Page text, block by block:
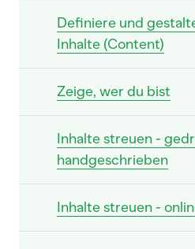
Definiere und
Inhalte (Content)
Zeige, wer du bist
Inhalte streuen -
handgeschrieben
Inhalte streuen -